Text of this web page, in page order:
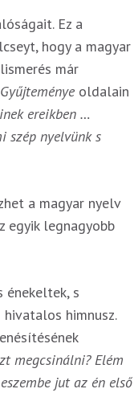
Ez a
hogy a magyar
már
oldalain
ereikben …
szép nyelvünk s
a magyar nyelv
egyik legnagyobb
énekeltek, s
himnusz.
megcsinálni? Elém
jut az én első